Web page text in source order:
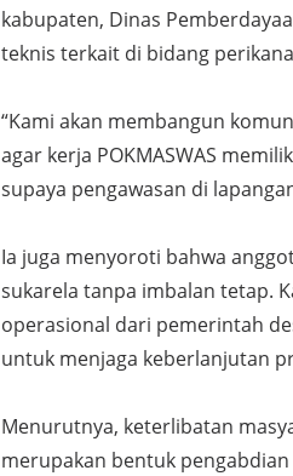
kabupaten, Dinas
teknis terkait di bidang
“Kami akan membangun
agar kerja POKMASWAS
supaya pengawasan di
Ia juga menyoroti bahwa
sukarela tanpa imbalan tetap.
operasional dari pemerintah
untuk menjaga keberlanjutan
Menurutnya, keterlibatan
merupakan bentuk